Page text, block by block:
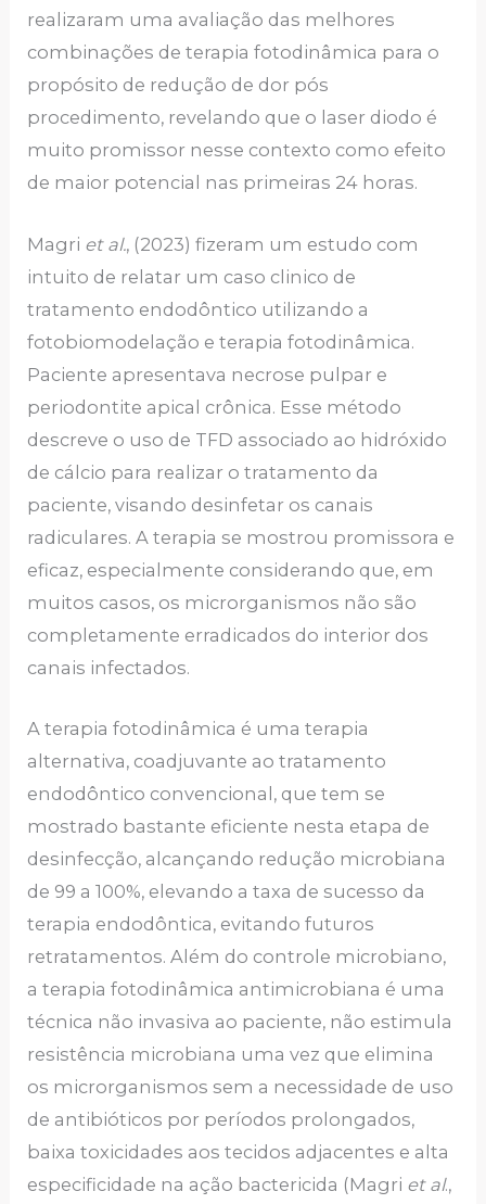
realizaram uma avaliação das melhores
combinações de terapia fotodinâmica para o
propósito de redução de dor pós
procedimento, revelando que o laser diodo é
muito promissor nesse contexto como efeito
de maior potencial nas primeiras 24 horas.
Magri et al., (2023) fizeram um estudo com
intuito de relatar um caso clinico de
tratamento endodôntico utilizando a
fotobiomodelação e terapia fotodinâmica.
Paciente apresentava necrose pulpar e
periodontite apical crônica. Esse método
descreve o uso de TFD associado ao hidróxido
de cálcio para realizar o tratamento da
paciente, visando desinfetar os canais
radiculares. A terapia se mostrou promissora e
eficaz, especialmente considerando que, em
muitos casos, os microrganismos não são
completamente erradicados do interior dos
canais infectados.
A terapia fotodinâmica é uma terapia
alternativa, coadjuvante ao tratamento
endodôntico convencional, que tem se
mostrado bastante eficiente nesta etapa de
desinfecção, alcançando redução microbiana
de 99 a 100%, elevando a taxa de sucesso da
terapia endodôntica, evitando futuros
retratamentos. Além do controle microbiano,
a terapia fotodinâmica antimicrobiana é uma
técnica não invasiva ao paciente, não estimula
resistência microbiana uma vez que elimina
os microrganismos sem a necessidade de uso
de antibióticos por períodos prolongados,
baixa toxicidades aos tecidos adjacentes e alta
especificidade na ação bactericida (Magri et al.,